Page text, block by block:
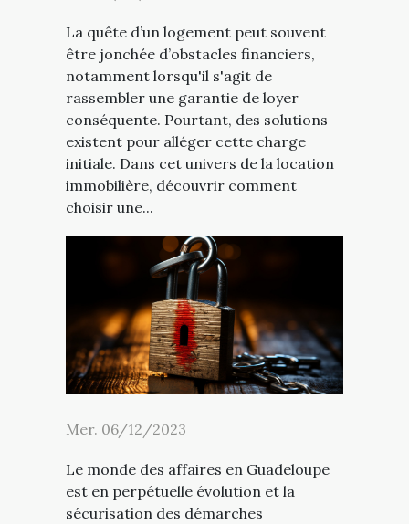
La quête d’un logement peut souvent
être jonchée d’obstacles financiers,
notamment lorsqu'il s'agit de
rassembler une garantie de loyer
conséquente. Pourtant, des solutions
existent pour alléger cette charge
initiale. Dans cet univers de la location
immobilière, découvrir comment
choisir une...
Mer. 06/12/2023
Le monde des affaires en Guadeloupe
est en perpétuelle évolution et la
sécurisation des démarches